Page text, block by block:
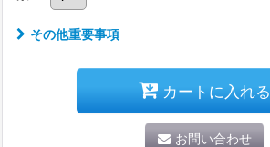
その他重要事項
カートに入れる
お問い合わせ